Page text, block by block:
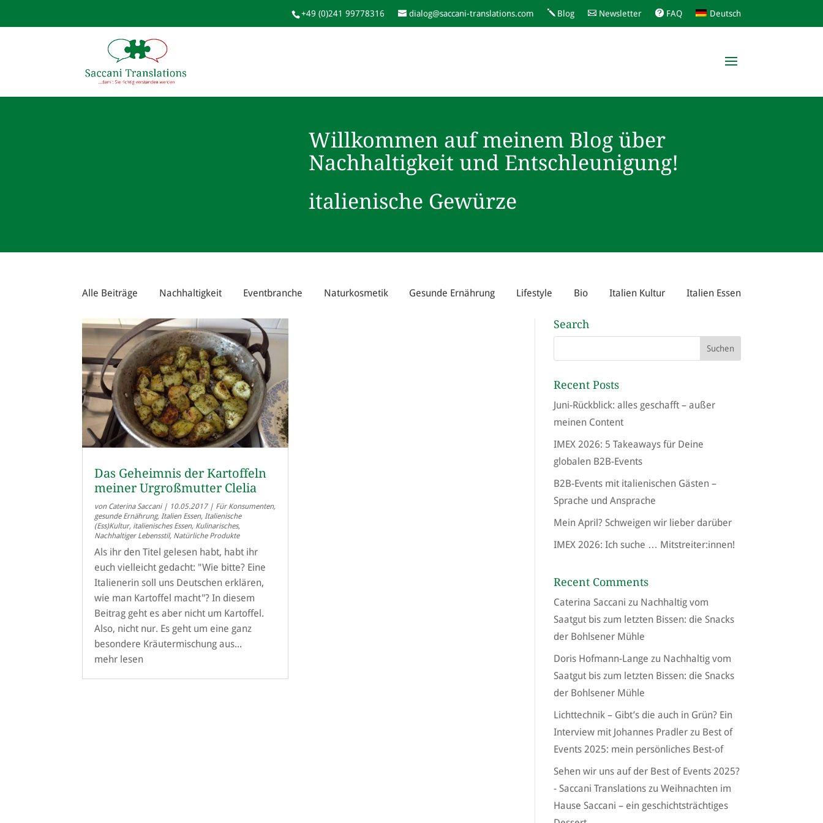
+49 (0)241 99778316 dialog@saccani-translations.com Blog Newsletter FAQ Deutsch
Willkommen auf meinem Blog über
Nachhaltigkeit und Entschleunigung!
italienische Gewürze
Alle Beiträge Nachhaltigkeit Eventbranche Naturkosmetik Gesunde Ernährung Lifestyle Bio Italien Kultur Italien Essen
Das Geheimnis der Kartoffeln
meiner Urgroßmutter Clelia
von Caterina Saccani| 10.05.2017| Für Konsumenten,
gesunde Ernährung, Italien Essen, Italienische
(Ess)Kultur, italienisches Essen, Kulinarisches,
Nachhaltiger Lebensstil, Natürliche Produkte
Als ihr den Titel gelesen habt, habt ihr
euch vielleicht gedacht: "Wie bitte? Eine
Italienerin soll uns Deutschen erklären,
wie man Kartoffel macht"? In diesem
Beitrag geht es aber nicht um Kartoffel.
Also, nicht nur. Es geht um eine ganz
besondere Kräutermischung aus...
mehr lesen
Search
Recent Posts
Juni-Rückblick: alles geschafft – außer
meinen Content
IMEX 2026: 5 Takeaways für Deine
globalen B2B-Events
B2B-Events mit italienischen Gästen –
Sprache und Ansprache
Mein April? Schweigen wir lieber darüber
IMEX 2026: Ich suche … Mitstreiter:innen!
Recent Comments
Caterina Saccani zu Nachhaltig vom
Saatgut bis zum letzten Bissen: die Snacks
der Bohlsener Mühle
Doris Hofmann-Lange zu Nachhaltig vom
Saatgut bis zum letzten Bissen: die Snacks
der Bohlsener Mühle
Lichttechnik – Gibt’s die auch in Grün? Ein
Interview mit Johannes Pradlerzu Best of
Events 2025: mein persönliches Best-of
Sehen wir uns auf der Best of Events 2025?
- Saccani Translationszu Weihnachten im
Hause Saccani – ein geschichtsträchtiges